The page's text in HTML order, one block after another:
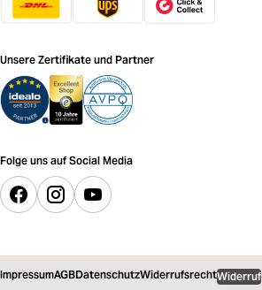
Unsere Zertifikate und Partner
Folge uns auf Social Media
ImpressumAGBDatenschutzWiderrufsrechtWiderruf